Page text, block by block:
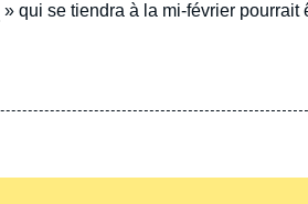
» qui se tiendra à la mi-février pourrait